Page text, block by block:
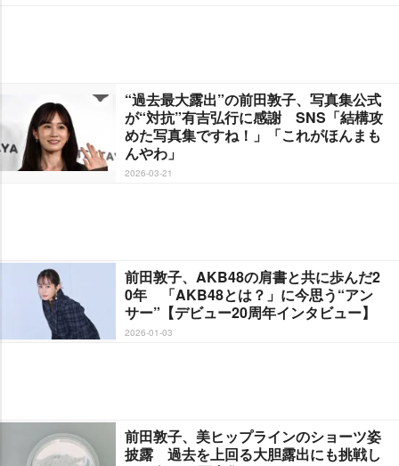
“過去最大露出”の前田敦子、写真集公式
が“対抗”有吉弘行に感謝 SNS「結構攻
めた写真集ですね！」「これがほんまも
んやわ」
2026-03-21
前田敦子、AKB48の肩書と共に歩んだ2
0年 「AKB48とは？」に今思う“アン
サー”【デビュー20周年インタビュー】
2026-01-03
前田敦子、美ヒップラインのショーツ姿
披露 過去を上回る大胆露出にも挑戦し